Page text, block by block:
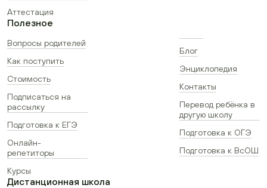
Аттестация
Полезное
Вопросы родителей
Как поступить
Стоимость
Подписаться на
рассылку
Подготовка к ЕГЭ
Онлайн-
репетиторы
Курсы
Блог
Энциклопедия
Контакты
Перевод ребёнка в
другую школу
Подготовка к ОГЭ
Подготовка к ВсОШ
Дистанционная школа